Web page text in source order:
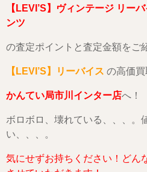
【LEVI’S】ヴィンテージ リー
ンツ
の査定ポイントと査定金額をご
【LEVI’S】リーバイス の高価買
かんてい局市川インター店へ！
ボロボロ、壊れている、、、。
い、、、。
気にせずお持ちください！どん